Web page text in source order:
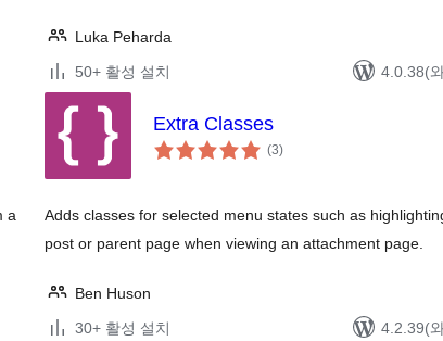
Luka Peharda
50+ 활성 설치
4.0.38(
a
Extra Classes
(3전
체)
Adds classes for selected menu states such as
post or parent page when viewing an attachment page.
Ben Huson
30+ 활성 설치
4.2.39(